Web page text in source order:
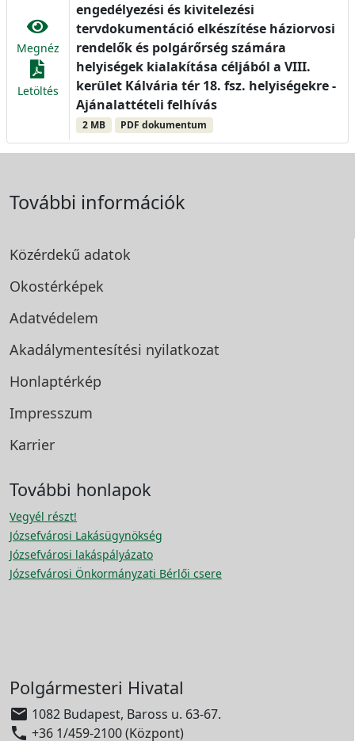
Megnéz
Letöltés
engedélyezési és kivitelezési
tervdokumentáció elkészítése háziorvosi
rendelők és polgárőrség számára
helyiségek kialakítása céljából a VIII.
kerület Kálvária tér 18. fsz. helyiségekre -
Ajánalattételi felhívás
2 MB PDF dokumentum
További információk
Közérdekű adatok
Okostérképek
Adatvédelem
Akadálymentesítési nyilatkozat
Honlaptérkép
Impresszum
Karrier
További honlapok
Vegyél részt!
Józsefvárosi Lakásügynökség
Józsefvárosi lakáspályázato
Józsefvárosi Önkormányzati Bérlői csere
Polgármesteri Hivatal
 1082 Budapest, Baross u. 63-67.
 +36 1/459-2100 (Központ)